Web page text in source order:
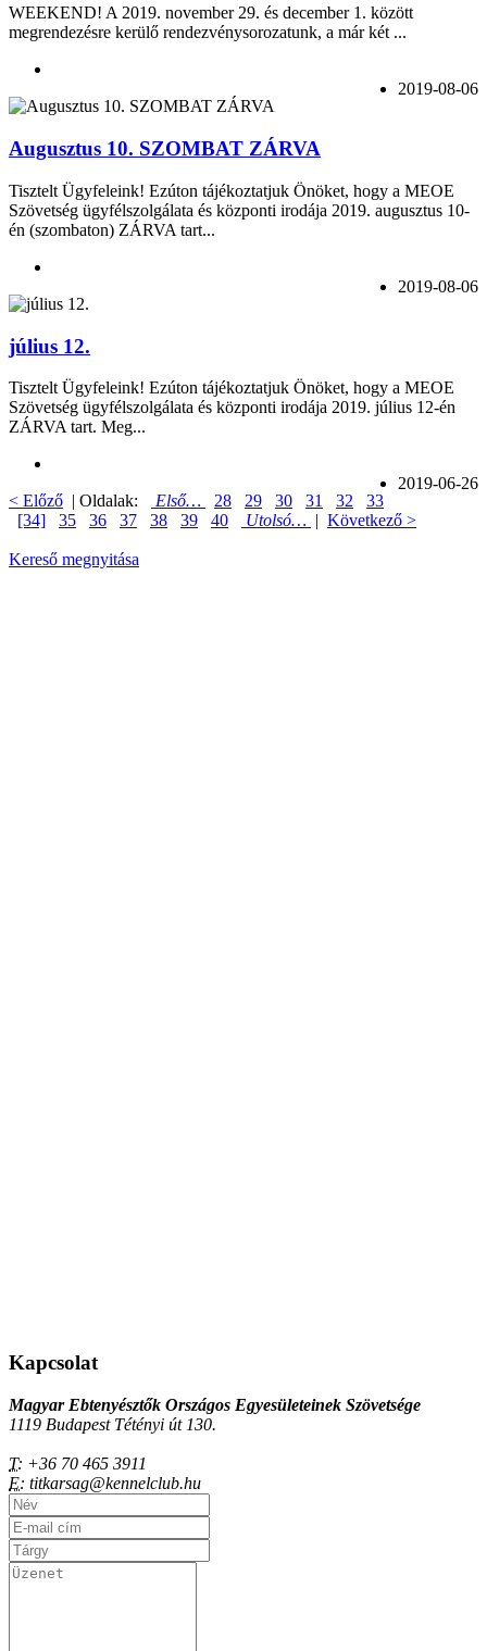
WEEKEND! A 2019. november 29. és december 1. között
megrendezésre kerülő rendezvénysorozatunk, a már két ...
2019-08-06
Augusztus 10. SZOMBAT ZÁRVA
Tisztelt Ügyfeleink! Ezúton tájékoztatjuk Önöket, hogy a MEOE
Szövetség ügyfélszolgálata és központi irodája 2019. augusztus 10-
én (szombaton) ZÁRVA tart...
2019-08-06
július 12.
Tisztelt Ügyfeleink! Ezúton tájékoztatjuk Önöket, hogy a MEOE
Szövetség ügyfélszolgálata és központi irodája 2019. július 12-én
ZÁRVA tart. Meg...
2019-06-26
< Előző | Oldalak: Első… 28 29 30 31 32
33
[34]
35 36 37 38 39 40 Utolsó… | Következő >
Kereső megnyitása
Kapcsolat
Magyar Ebtenyésztők Országos Egyesületeinek Szövetsége
1119 Budapest Tétényi út 130.
T: +36 70 465 3911
E: titkarsag@kennelclub.hu